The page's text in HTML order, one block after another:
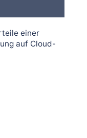
einer
auf Cloud-